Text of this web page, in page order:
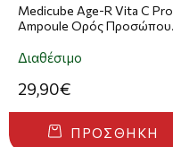
Medicube Age-R Vita C Pro
Ampoule Ορός Προσώπου
Διαθέσιμο
29,90€
ΠΡΟΣΘΉΚΗ